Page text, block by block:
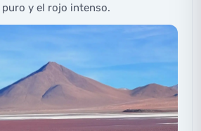
y el rojo intenso.